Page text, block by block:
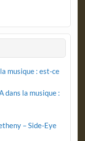
la musique : est-ce
dans la musique :
– Side-Eye